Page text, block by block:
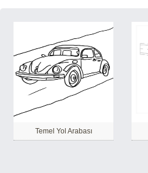
Temel Yol Arabası